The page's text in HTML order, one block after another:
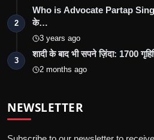
2
Who is Advocate Partap
के…
3 years ago
3
शादी के बाद भी सपने ज़िंदा: 1700
2 months ago
NEWSLETTER